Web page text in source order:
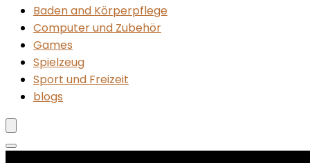
Baden and Körperpflege
Computer und Zubehör
Games
Spielzeug
Sport und Freizeit
blogs